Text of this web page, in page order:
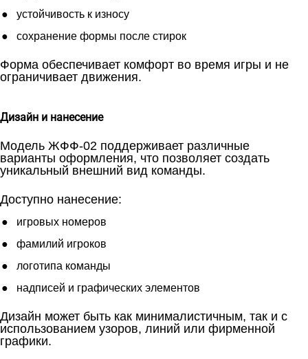
устойчивость к износу
сохранение формы после стирок
Форма обеспечивает комфорт во время игры и не
ограничивает движения.
Дизайн и нанесение
Модель ЖФФ-02 поддерживает различные
варианты оформления, что позволяет создать
уникальный внешний вид команды.
Доступно нанесение:
игровых номеров
фамилий игроков
логотипа команды
надписей и графических элементов
Дизайн может быть как минималистичным, так и с
использованием узоров, линий или фирменной
графики.